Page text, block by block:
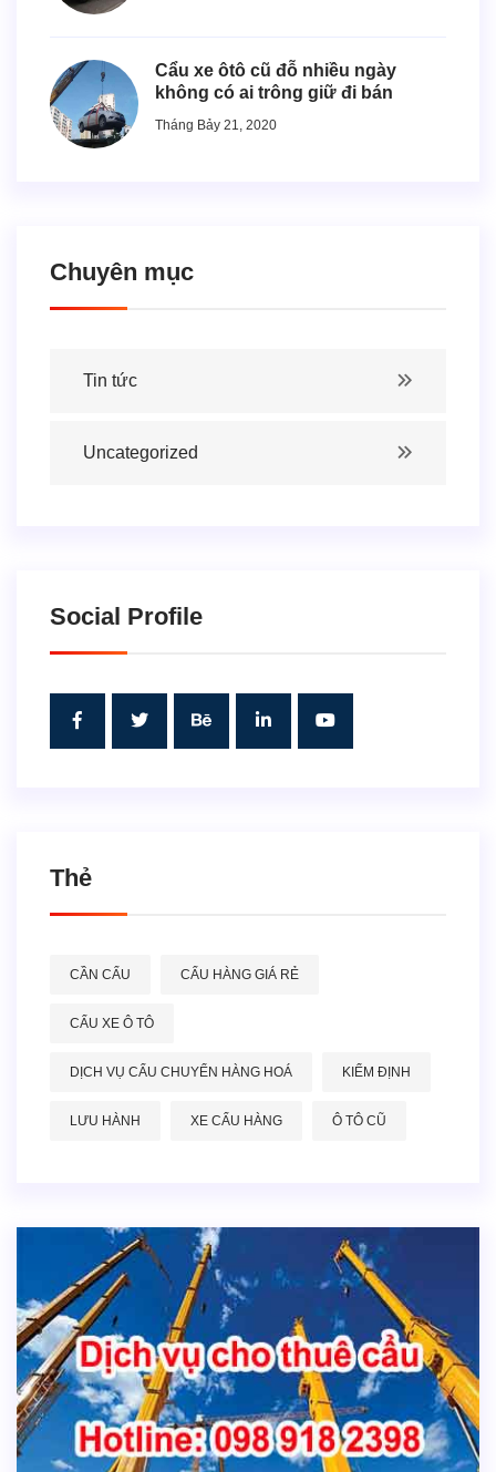
Cẩu xe ôtô cũ đỗ nhiều ngày
không có ai trông giữ đi bán
Tháng Bảy 21, 2020
Chuyên mục
Tin tức
Uncategorized
Social Profile
Thẻ
CẦN CẨU CẨU HÀNG GIÁ RẺ
CẨU XE Ô TÔ
DỊCH VỤ CẨU CHUYỂN HÀNG HOÁ KIỂM ĐỊNH
LƯU HÀNH XE CẨU HÀNG Ô TÔ CŨ